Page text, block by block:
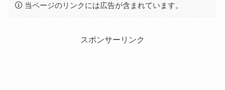
当ページのリンクには広告が含まれています。
スポンサーリンク